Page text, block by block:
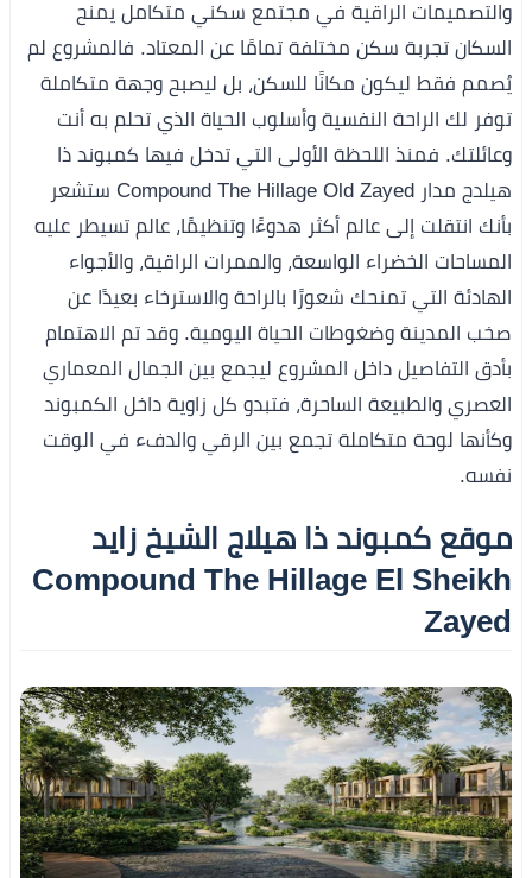
والتصميمات الراقية في مجتمع سكني متكامل يمنح
السكان تجربة سكن مختلفة تمامًا عن المعتاد. فالمشروع لم
يُصمم فقط ليكون مكانًا للسكن، بل ليصبح وجهة متكاملة
توفر لك الراحة النفسية وأسلوب الحياة الذي تحلم به أنت
وعائلتك. فمنذ اللحظة الأولى التي تدخل فيها كمبوند ذا
هيلدج مدار Compound The Hillage Old Zayed ستشعر
بأنك انتقلت إلى عالم أكثر هدوءًا وتنظيمًا، عالم تسيطر عليه
المساحات الخضراء الواسعة، والممرات الراقية، والأجواء
الهادئة التي تمنحك شعورًا بالراحة والاسترخاء بعيدًا عن
صخب المدينة وضغوطات الحياة اليومية. وقد تم الاهتمام
بأدق التفاصيل داخل المشروع ليجمع بين الجمال المعماري
العصري والطبيعة الساحرة، فتبدو كل زاوية داخل الكمبوند
وكأنها لوحة متكاملة تجمع بين الرقي والدفء في الوقت
نفسه.
موقع كمبوند ذا هيلاج الشيخ زايد
Compound The Hillage El Sheikh
Zayed